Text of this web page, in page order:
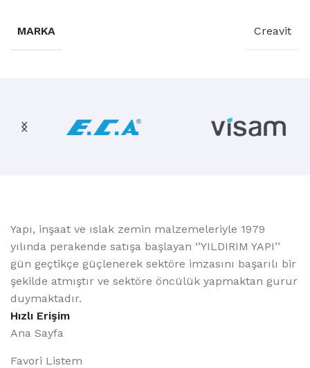
MARKA Creavit
Yapı, inşaat ve ıslak zemin malzemeleriyle 1979
yılında perakende satışa başlayan ‘’YILDIRIM YAPI’’
gün geçtikçe güçlenerek sektöre imzasını başarılı bir
şekilde atmıştır ve sektöre öncülük yapmaktan gurur
duymaktadır.
Hızlı Erişim
Ana Sayfa
Favori Listem